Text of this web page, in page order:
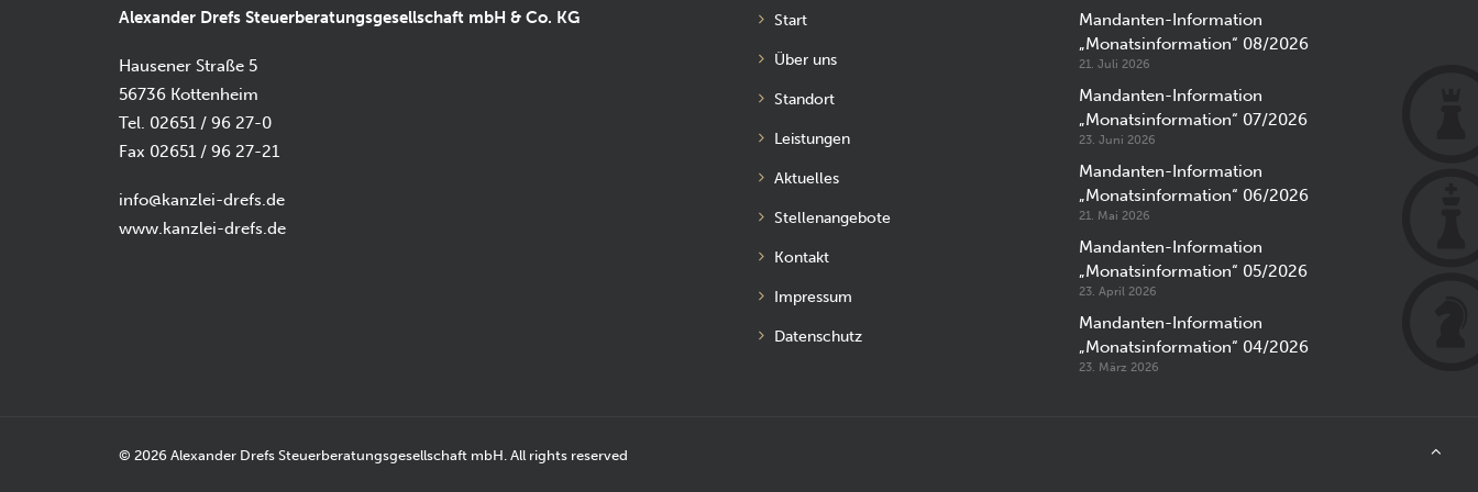
Alexander Drefs Steuerberatungsgesellschaft mbH & Co. KG
Hausener Straße 5
56736 Kottenheim
Tel. 02651 / 96 27-0
Fax 02651 / 96 27-21
info@kanzlei-drefs.de
www.kanzlei-drefs.de
Start
Über uns
Standort
Leistungen
Aktuelles
Stellenangebote
Kontakt
Impressum
Datenschutz
Mandanten-Information
„Monatsinformation“ 08/2026
21. Juli 2026
Mandanten-Information
„Monatsinformation“ 07/2026
23. Juni 2026
Mandanten-Information
„Monatsinformation“ 06/2026
21. Mai 2026
Mandanten-Information
„Monatsinformation“ 05/2026
23. April 2026
Mandanten-Information
„Monatsinformation“ 04/2026
23. März 2026
© 2026 Alexander Drefs Steuerberatungsgesellschaft mbH. All rights reserved